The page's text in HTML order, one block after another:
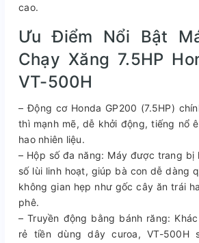
cao.
Ưu Điểm Nổi Bật
Chạy Xăng 7.5HP
VT-500H
– Động cơ Honda GP200 (7.5HP)
thì mạnh mẽ, dễ khởi động, tiếng nổ
hao nhiên liệu.
– Hộp số đa năng: Máy được trang bị
số lùi linh hoạt, giúp bà con dễ dàng
không gian hẹp như gốc cây ăn trái
phê.
– Truyền động bằng bánh răng:
rẻ tiền dùng dây curoa, VT-500H